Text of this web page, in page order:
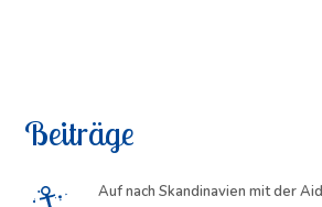
Beiträge
Auf nach Skandinavien mit der